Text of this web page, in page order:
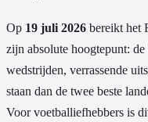
Op 19 juli 2026 bereikt het
zijn absolute hoogtepunt:
wedstrijden, verrassende
staan dan de twee beste
Voor voetballiefhebbers is